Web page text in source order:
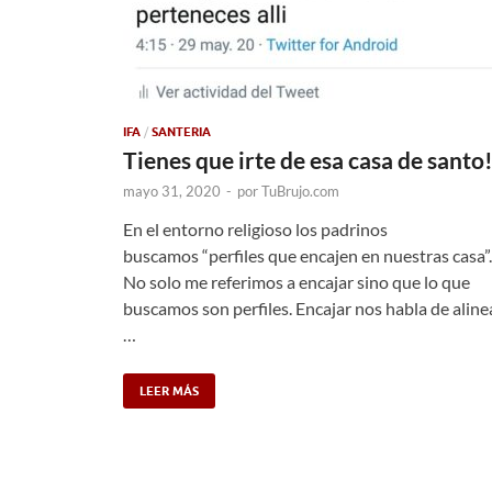
IFA / SANTERIA
Tienes que irte de esa casa de santo!
mayo 31, 2020 - porTuBrujo.com
En el entorno religioso los padrinos
buscamos “perfiles que encajen en nuestras casa”.
No solo me referimos a encajar sino que lo que
buscamos son perfiles. Encajar nos habla de
LEER MÁS